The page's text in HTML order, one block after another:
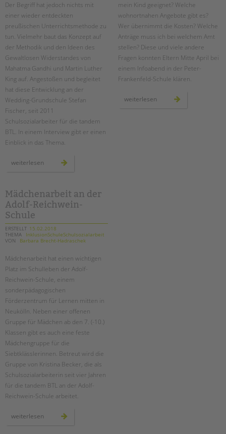
Der Begriff hat jedoch nichts mit
einer wieder entdeckten
preußischen Unterrichtsmethode zu
tun. Vielmehr baut das Konzept auf
der Methodik und den Ideen des
Gewaltlosen Widerstandes von
Mahatma Gandhi und Martin Luther
King auf. Angestoßen und begleitet
hat diese Entwicklung an der
Wedding-Grundschule Stefan
Fischer, seit 2011
Schulsozialarbeiter für die tandem
BTL. In einem Interview gibt er einen
Einblick in das Thema.
weiterlesen
im
system
schule
mein Kind geeignet? Welche
wohnortnahen Angebote gibt es?
Wer übernimmt die Kosten? Welche
Anträge muss ich bei welchem Amt
stellen? Diese und viele andere
Fragen konnten Eltern Mitte April bei
einem Infoabend in der Peter-
Frankenfeld-Schule klären.
weiterlesen
Mädchenarbeit an der
Adolf-Reichwein-
Schule
ERSTELLT 15.02.2018
THEMA
InklusionSchuleSchulsozialarbeit
VON
Barbara Brecht-Hadraschek
Mädchenarbeit hat einen wichtigen
Platz im Schulleben der Adolf-
Reichwein-Schule, einem
sonderpädagogischen
Förderzentrum für Lernen mitten in
Neukölln. Neben einer offenen
Gruppe für Mädchen ab den 7. (-10.)
Klassen gibt es auch eine feste
Mädchengruppe für die
Siebtklässlerinnen. Betreut wird die
Gruppe von Kristina Becker, die als
Schulsozialarbeiterin seit vier Jahren
für die tandem BTL an der Adolf-
Reichwein-Schule arbeitet.
weiterlesen mädchenarbeit